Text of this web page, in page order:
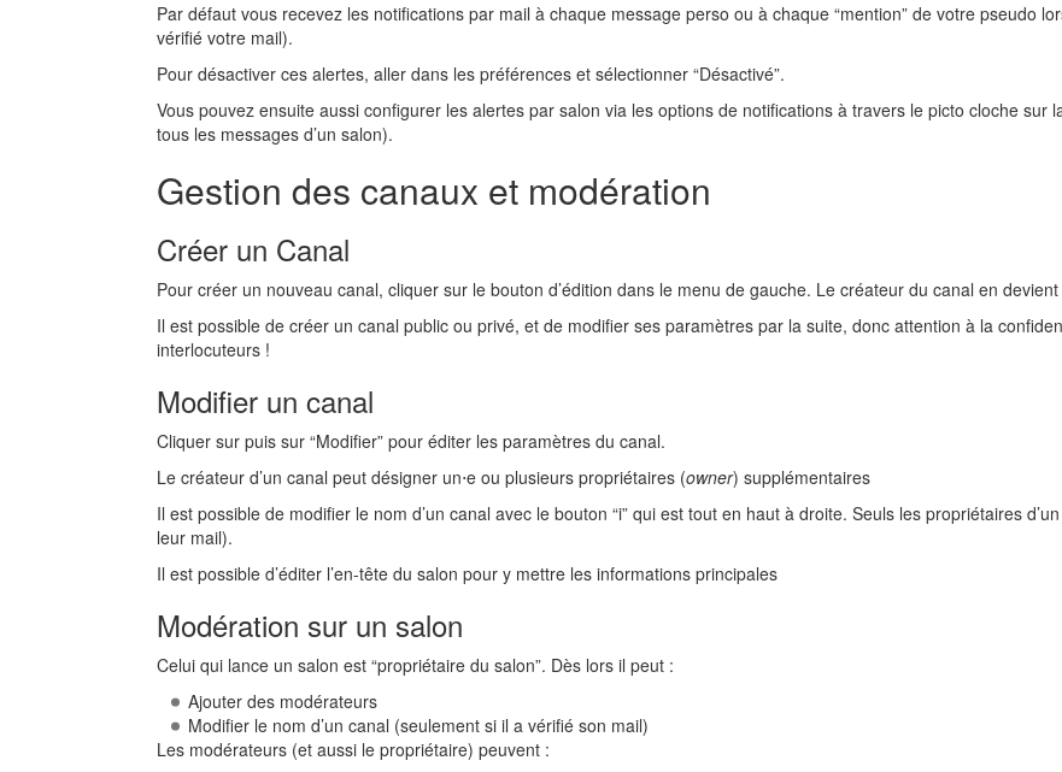
Par défaut vous recevez les notifications par mail à chaque message perso ou à chaque “mention” de votre pseudo
vérifié votre mail).
Pour désactiver ces alertes, aller dans les préférences et sélectionner “Désactivé”.
Vous pouvez ensuite aussi configurer les alertes par salon via les options de notifications à travers le picto cloche sur
tous les messages d’un salon).
Gestion des canaux et modération
Créer un Canal
Pour créer un nouveau canal, cliquer sur le bouton d’édition dans le menu de gauche. Le créateur du canal en
Il est possible de créer un canal public ou privé, et de modifier ses paramètres par la suite, donc attention à la
interlocuteurs !
Modifier un canal
Cliquer sur puis sur “Modifier” pour éditer les paramètres du canal.
Le créateur d’un canal peut désigner un⋅e ou plusieurs propriétaires (owner) supplémentaires
Il est possible de modifier le nom d’un canal avec le bouton “i” qui est tout en haut à droite. Seuls les propriétaires
leur mail).
Il est possible d’éditer l’en-tête du salon pour y mettre les informations principales
Modération sur un salon
Celui qui lance un salon est “propriétaire du salon”. Dès lors il peut :
Ajouter des modérateurs
Modifier le nom d’un canal (seulement si il a vérifié son mail)
Les modérateurs (et aussi le propriétaire) peuvent :